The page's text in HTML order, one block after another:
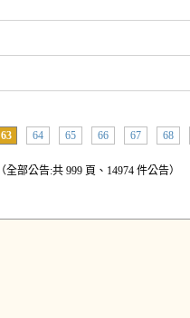
63 64 65 66 67 68
（全部公告:共 999 頁、14974 件公告）